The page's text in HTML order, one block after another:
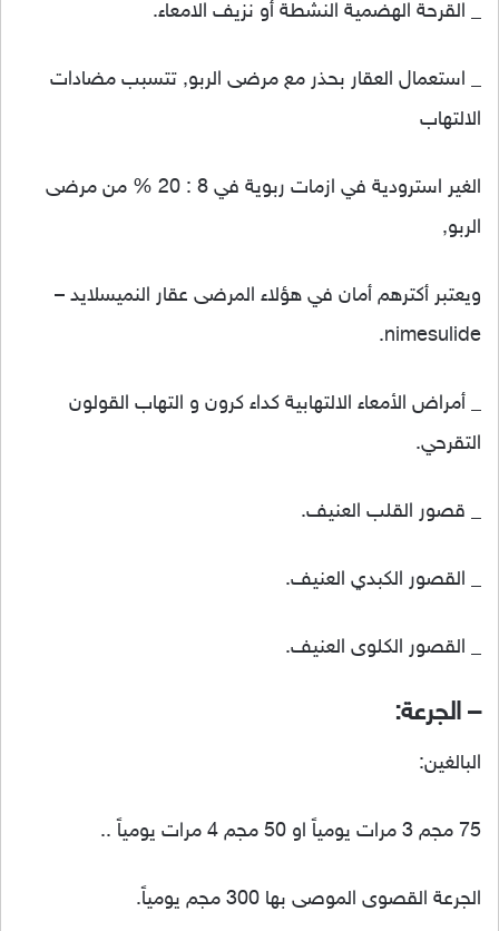
_ القرحة الهضمية النشطة أو نزيف الامعاء.
_ استعمال العقار بحذر مع مرضى الربو, تتسبب مضادات
الالتهاب
الغير استرودية في ازمات ربوية في 8 : 20 % من مرضى
الربو,
ويعتبر أكترهم أمان في هؤلاء المرضى عقار النميسلايد –
nimesulide.
_ أمراض الأمعاء الالتهابية كداء كرون و التهاب القولون
التقرحي.
_ قصور القلب العنيف.
_ القصور الكبدي العنيف.
_ القصور الكلوى العنيف.
– الجرعة:
البالغين:
75 مجم 3 مرات يومياً او 50 مجم 4 مرات يومياً ..
الجرعة القصوى الموصى بها 300 مجم يومياً.